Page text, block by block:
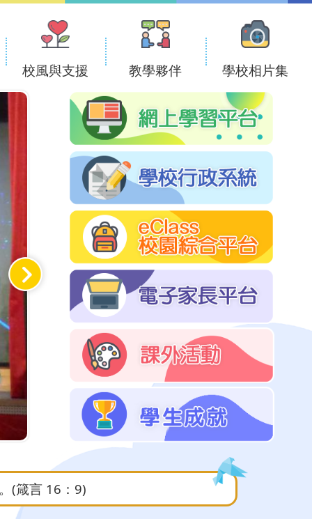
校風與支援 教學夥伴 學校相片集
夏日好時光
(箴言 16：9)